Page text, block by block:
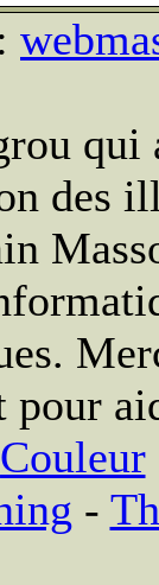
qui
des
Couleur
-